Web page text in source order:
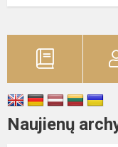
Naujienų